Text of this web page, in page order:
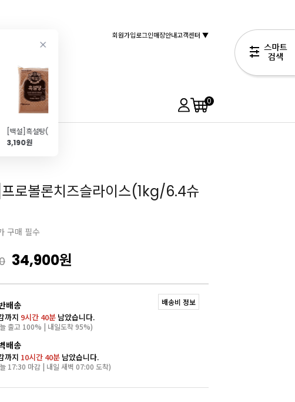
3,190원
회원가입로그인매장안내고객센터 ▼
0
프로볼론치즈슬라이스(1kg/6.4슈
구매 필수
34,900원
배송
까지 9시간 40분 남았습니다.
출고 100% | 내일도착 95%)
배송
까지 10시간 40분 남았습니다.
17:30 마감 | 내일 새벽 07:00 도착)
배송비 정보